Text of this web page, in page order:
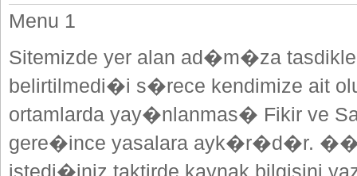
Menu 1
Sitemizde yer alan ad�m�za
belirtilmedi�i s�rece kendimize ait
ortamlarda yay�nlanmas� Fikir ve
gere�ince yasalara ayk�r�d�r.
istedi�iniz taktirde kaynak bilgisini